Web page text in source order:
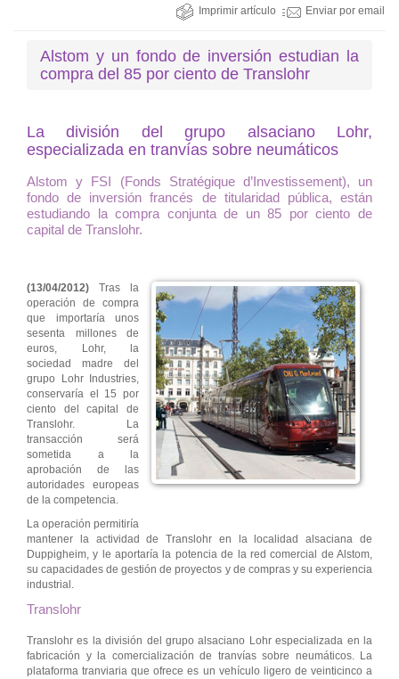
Imprimir artículo Enviar por email
Alstom y un fondo de inversión estudian la
compra del 85 por ciento de Translohr
La división del grupo alsaciano Lohr,
especializada en tranvías sobre neumáticos
Alstom y FSI (Fonds Stratégique d’Investissement), un
fondo de inversión francés de titularidad pública, están
estudiando la compra conjunta de un 85 por ciento de
capital de Translohr.
(13/04/2012) Tras la
operación de compra
que importaría unos
sesenta millones de
euros, Lohr, la
sociedad madre del
grupo Lohr Industries,
conservaría el 15 por
ciento del capital de
Translohr. La
transacción será
sometida a la
aprobación de las
autoridades europeas
de la competencia.
La operación permitiría
mantener la actividad de Translohr en la localidad alsaciana de
Duppigheim, y le aportaría la potencia de la red comercial de Alstom,
su capacidades de gestión de proyectos y de compras y su experiencia
industrial.
Translohr
Translohr es la división del grupo alsaciano Lohr especializada en la
fabricación y la comercialización de tranvías sobre neumáticos. La
plataforma tranviaria que ofrece es un vehículo ligero de veinticinco a